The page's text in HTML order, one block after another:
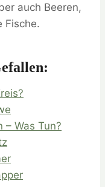
auch Beeren,
Fische.
– Was Tun?